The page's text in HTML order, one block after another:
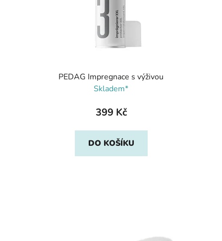
PEDAG Impregnace s výživou
Skladem*
399 Kč
DO KOŠÍKU